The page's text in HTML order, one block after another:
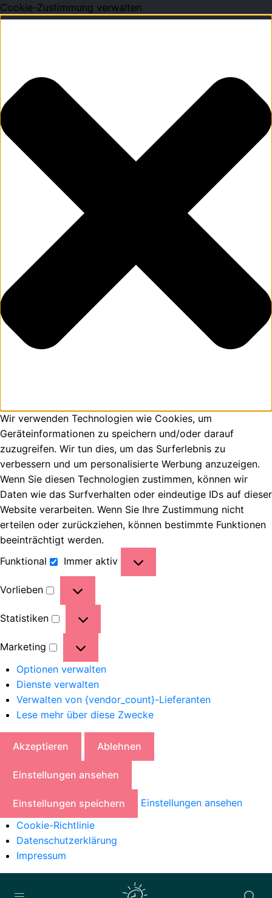
Cookie-Zustimmung verwalten
Wir verwenden Technologien wie Cookies, um
Geräteinformationen zu speichern und/oder darauf
zuzugreifen. Wir tun dies, um das Surferlebnis zu
verbessern und um personalisierte Werbung anzuzeigen.
Wenn Sie diesen Technologien zustimmen, können wir
Daten wie das Surfverhalten oder eindeutige IDs auf dieser
Website verarbeiten. Wenn Sie Ihre Zustimmung nicht
erteilen oder zurückziehen, können bestimmte Funktionen
beeinträchtigt werden.
Funktional
Immer aktiv
Vorlieben
Statistiken
Marketing
Optionen verwalten
Dienste verwalten
Verwalten von {vendor_count}-Lieferanten
Lese mehr über diese Zwecke
Akzeptieren Ablehnen
Einstellungen ansehen
Einstellungen speichern
Einstellungen ansehen
Cookie-Richtlinie
Datenschutzerklärung
Impressum